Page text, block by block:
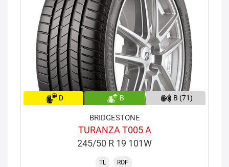
D B B (71)
BRIDGESTONE
TURANZA T005 A
245/50 R 19 101W
TL ROF